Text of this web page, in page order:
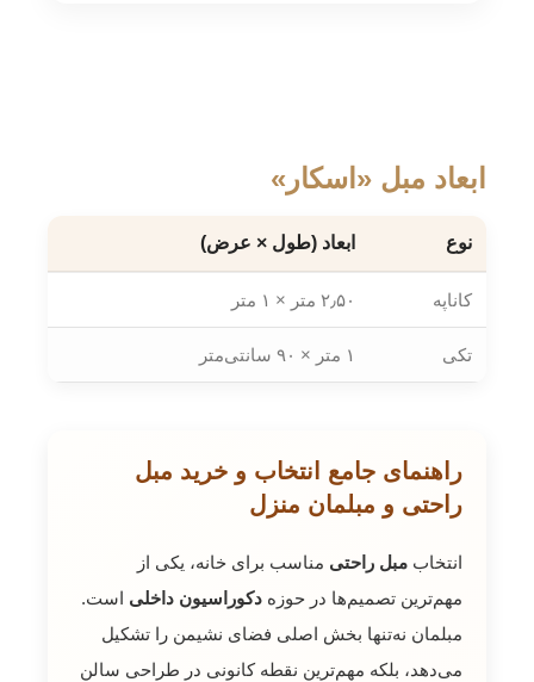
ابعاد مبل «اسکار»
نوع ابعاد (طول × عرض)
کاناپه ۲٫۵۰ متر × ۱ متر
تکی ۱ متر × ۹۰ سانتی‌متر
راهنمای جامع انتخاب و خرید مبل
راحتی و مبلمان منزل
انتخاب مبل راحتی مناسب برای خانه، یکی از
مهم‌ترین تصمیم‌ها در حوزه دکوراسیون داخلی است.
مبلمان نه‌تنها بخش اصلی فضای نشیمن را تشکیل
می‌دهد، بلکه مهم‌ترین نقطه کانونی در طراحی سالن